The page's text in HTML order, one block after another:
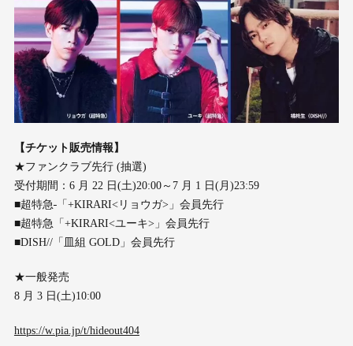
【チケット販売情報】
★ファンクラブ先行 (抽選)
受付期間：6 月 22 日(土)20:00～7 月 1 日(月)23:59
■超特急 「+KIRARI<リョウガ>」会員先行
■超特急「+KIRARI<ユーキ>」会員先行
■DISH//「皿組 GOLD」会員先行
★一般発売
8 月 3 日(土)10:00
https://w.pia.jp/t/hideout404